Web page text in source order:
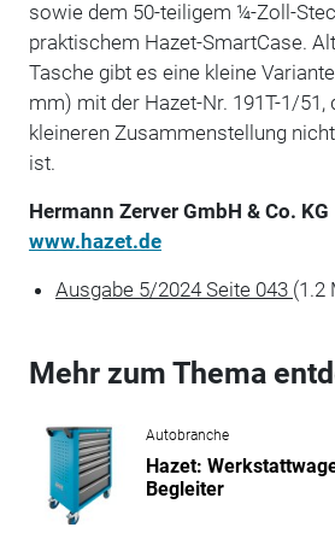
sowie dem 50-teiligem ¼-Zoll-
praktischem Hazet-SmartCase.
Tasche gibt es eine kleine
mm) mit der Hazet-Nr. 191T-1/
kleineren Zusammenstellung
ist.
Hermann Zerver GmbH & Co. KG
www.hazet.de
Ausgabe 5/2024 Seite 043 (1.2
Mehr zum Thema
Autobranche
Hazet:
Begleiter